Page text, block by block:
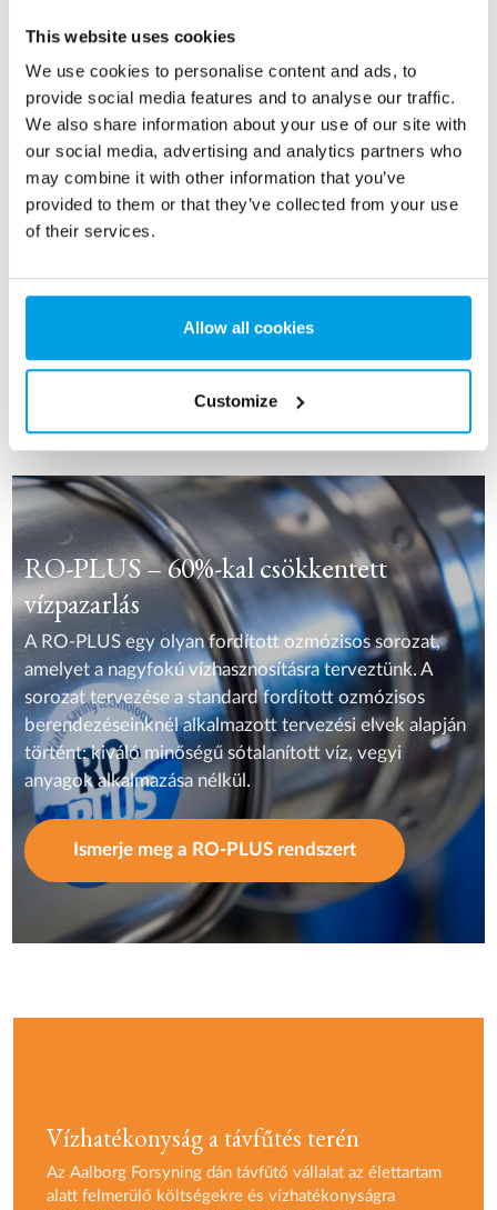
This website uses cookies
We use cookies to personalise content and ads, to
provide social media features and to analyse our traffic.
We also share information about your use of our site with
our social media, advertising and analytics partners who
may combine it with other information that you’ve
provided to them or that they’ve collected from your use
of their services.
Allow all cookies
Customize
RO-PLUS – 60%-kal csökkentett
vízpazarlás
A RO-PLUS egy olyan fordított ozmózisos sorozat,
amelyet a nagyfokú vízhasznosításra terveztünk. A
sorozat tervezése a standard fordított ozmózisos
berendezéseinknél alkalmazott tervezési elvek alapján
történt: kiváló minőségű sótalanított víz, vegyi
anyagok alkalmazása nélkül.
Ismerje meg a RO-PLUS rendszert
Vízhatékonyság a távfűtés terén
Az Aalborg Forsyning dán távfűtő vállalat az élettartam
alatt felmerülő költségekre és vízhatékonyságra